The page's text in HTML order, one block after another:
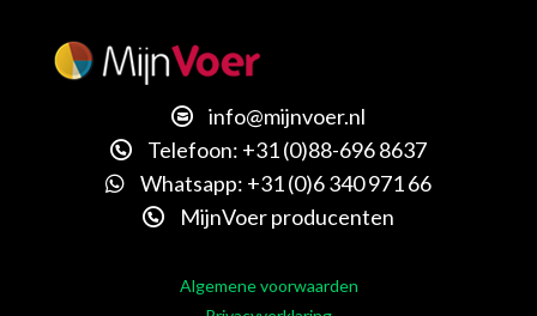
info@mijnvoer.nl
Telefoon: +31 (0)88-696 8637
Whatsapp: +31 (0)6 340 971 66
MijnVoer producenten
Algemene voorwaarden